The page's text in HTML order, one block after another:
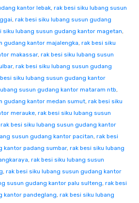
kantor lebak, rak besi siku lubang susun
, rak besi siku lubang susun gudang
siku lubang susun gudang kantor magetan,
gudang kantor majalengka, rak besi siku
makassar, rak besi siku lubang susun
, rak besi siku lubang susun gudang
siku lubang susun gudang kantor
susun gudang kantor mataram ntb,
gudang kantor medan sumut, rak besi siku
merauke, rak besi siku lubang susun
rak besi siku lubang susun gudang kantor
susun gudang kantor pacitan, rak besi
kantor padang sumbar, rak besi siku lubang
, rak besi siku lubang susun
, rak besi siku lubang susun gudang kantor
susun gudang kantor palu sulteng, rak besi
kantor pandeglang, rak besi siku lubang